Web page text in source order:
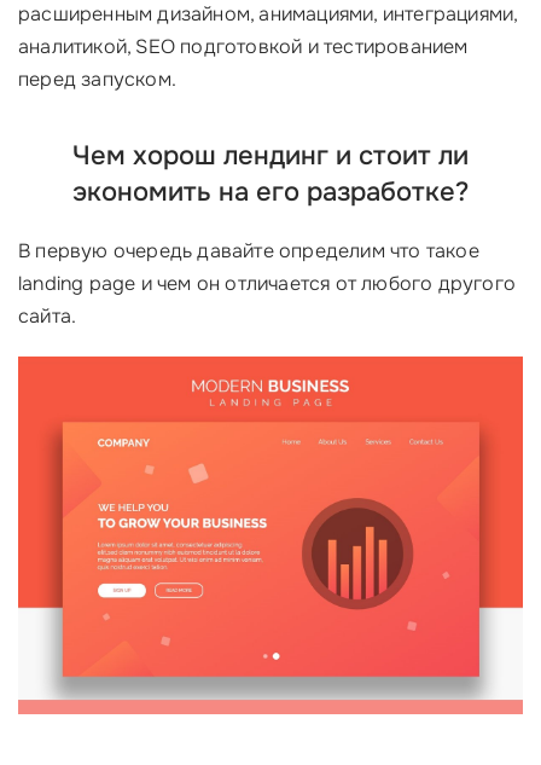
расширенным дизайном, анимациями, интеграциями,
аналитикой, SEO подготовкой и тестированием
перед запуском.
Чем хорош лендинг и стоит ли
экономить на его разработке?
В первую очередь давайте определим что такое
landing page и чем он отличается от любого другого
сайта.